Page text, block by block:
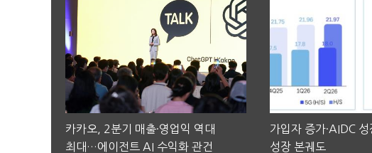
카카오, 2분기 매출·영업익 역대
최대…에이전트 AI 수익화 관건
가입자 증가·AIDC
성장 본궤도